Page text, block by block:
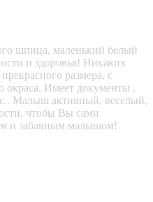
шпица, маленький белый
и здоровья! Никаких
размера, с
окраса. Имеет документы ,
Малыш активный, веселый,
чтобы Вы сами
и забавным малышом!